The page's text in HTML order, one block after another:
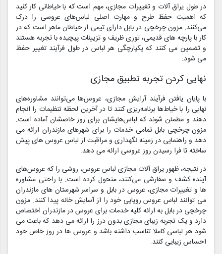
در طول یراق آلات و تغییرات مجازی، مهم است که با خیاطانی کار کنید
که اهمیت حفظ طرح و مهارت اصلی لباس‌های عروسی را درک
می‌کنند. مزون چرخچی در بابل دارای تیمی از خیاطان ماهر است که در
کار با پارچه های قدیمی، توری ظریف و تزیینات پیچیده با تجربه هستند
و تضمین می کنند که یکپارچگی هر لباس در طول فرآیند تغییر حفظ
می شود.
نهایی کردن تجربه تطبیق مجازی
با پایان یافتن فرآیند آرایش مجازی، عروس‌ها می‌توانند مشاوره‌های
نهایی را با خیاط‌ها برنامه‌ریزی کنند تا در آخرین لحظه تنظیمات را انجام
دهند و مطمئن شوند که لباس‌هایشان برای روز خاصشان آماده است.
مزون چرخچی بابل تمامی خدمات را برای شهرهای مازندران ارائه می
دهد و راهنمایی در زمینه نگهداری و مراقبت از لباس عروس های پیش
ساخته تا فرا رسیدن روز عروسی ارائه می دهد.
در نتیجه، ظهور یراق آلات مجازی لباس عروس، روشی را که عروس‌های
آینده کشف و سفارشی می‌کنند، متحول کرده است. با راحتی مشاوره
ها و تغییرات مجازی، عروس در بابل و سراسر شهرستان های مازندران
می توانند لباس عروس رویایی خود را از آسایش خانه پیدا کنند. مزون
چرخچی در بابل به ارائه کلیه خدمات برای عروس در مازندران اختصاص
دارد و یک تجربه زیبای مجازی بدون درز را ارائه می دهد که باعث می
شود هر لباسی کاملا تناسب داشته باشد و عروس ها در روز خاص خود
احساس زیبایی کنند.